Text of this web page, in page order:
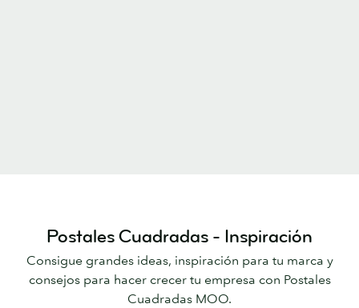
Postales Cuadradas - Inspiración
Consigue grandes ideas, inspiración para tu marca y
consejos para hacer crecer tu empresa con Postales
Cuadradas MOO.